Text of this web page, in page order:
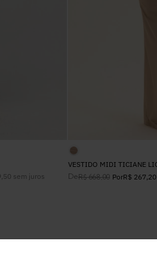
, 50 sem juros
VESTIDO MIDI TICIANE
DeR$ 668,00 PorR$ 267,20